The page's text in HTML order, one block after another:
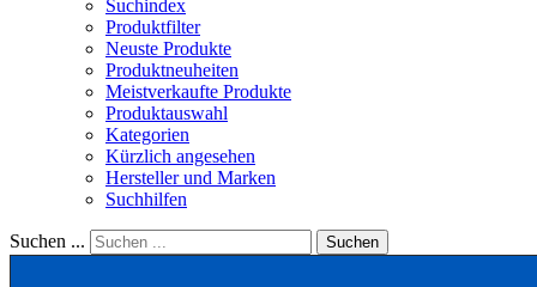
Suchindex
Produktfilter
Neuste Produkte
Produktneuheiten
Meistverkaufte Produkte
Produktauswahl
Kategorien
Kürzlich angesehen
Hersteller und Marken
Suchhilfen
Suchen ... Suchen